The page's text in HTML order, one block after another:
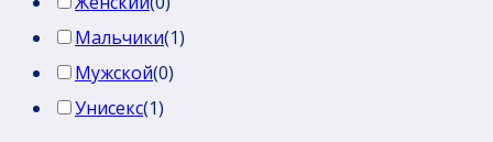
Мальчики(1)
Мужской(0)
Унисекс(1)